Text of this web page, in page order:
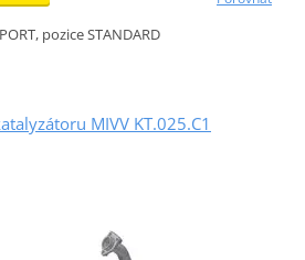
pozice STANDARD
MIVV KT.025.C1